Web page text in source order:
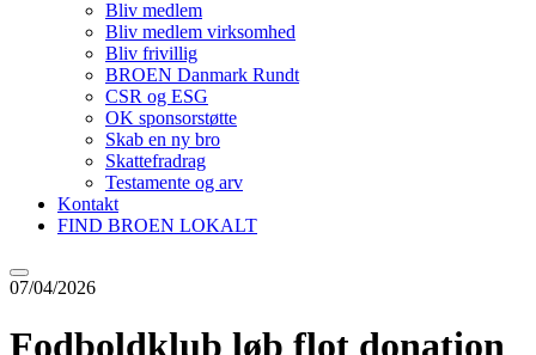
Bliv medlem
Bliv medlem virksomhed
Bliv frivillig
BROEN Danmark Rundt
CSR og ESG
OK sponsorstøtte
Skab en ny bro
Skattefradrag
Testamente og arv
Kontakt
FIND BROEN LOKALT
07/04/2026
Fodboldklub løb flot donation